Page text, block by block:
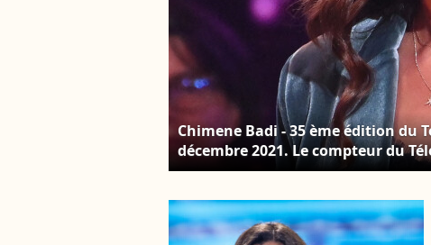
Chimene Badi - 35 ème édition du
décembre 2021. Le compteur du
millions d'euros de promesses de